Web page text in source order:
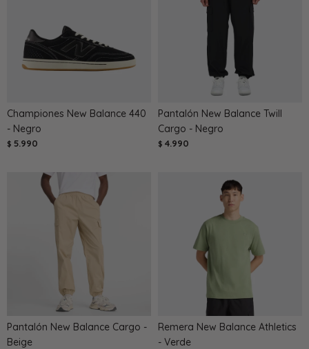
Championes New Balance 440
- Negro
$ 5.990
Pantalón New Balance Twill
Cargo - Negro
$ 4.990
Pantalón New Balance Cargo -
Beige
Remera New Balance Athletics
- Verde